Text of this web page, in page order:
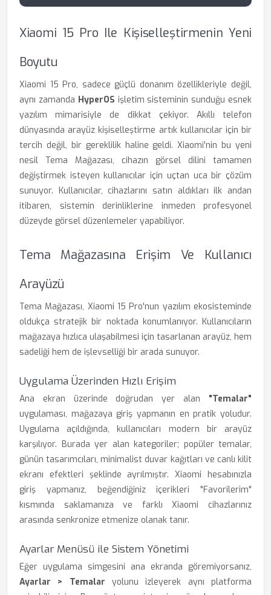
Xiaomi 15 Pro Ile Kişiselleştirmenin Yeni
Boyutu
Xiaomi 15 Pro, sadece güçlü donanım özellikleriyle değil,
aynı zamanda HyperOS işletim sisteminin sunduğu esnek
yazılım mimarisiyle de dikkat çekiyor. Akıllı telefon
dünyasında arayüz kişiselleştirme artık kullanıcılar için bir
tercih değil, bir gereklilik haline geldi. Xiaomi'nin bu yeni
nesil Tema Mağazası, cihazın görsel dilini tamamen
değiştirmek isteyen kullanıcılar için uçtan uca bir çözüm
sunuyor. Kullanıcılar, cihazlarını satın aldıkları ilk andan
itibaren, sistemin derinliklerine inmeden profesyonel
düzeyde görsel düzenlemeler yapabiliyor.
Tema Mağazasına Erişim Ve Kullanıcı
Arayüzü
Tema Mağazası, Xiaomi 15 Pro'nun yazılım ekosisteminde
oldukça stratejik bir noktada konumlanıyor. Kullanıcıların
mağazaya hızlıca ulaşabilmesi için tasarlanan arayüz, hem
sadeliği hem de işlevselliği bir arada sunuyor.
Uygulama Üzerinden Hızlı Erişim
Ana ekran üzerinde doğrudan yer alan "Temalar"
uygulaması, mağazaya giriş yapmanın en pratik yoludur.
Uygulama açıldığında, kullanıcıları modern bir arayüz
karşılıyor. Burada yer alan kategoriler; popüler temalar,
günün tasarımcıları, minimalist duvar kağıtları ve canlı kilit
ekranı efektleri şeklinde ayrılmıştır. Xiaomi hesabınızla
giriş yapmanız, beğendiğiniz içerikleri "Favorilerim"
kısmında saklamanıza ve farklı Xiaomi cihazlarınız
arasında senkronize etmenize olanak tanır.
Ayarlar Menüsü ile Sistem Yönetimi
Eğer uygulama simgesini ana ekranda göremiyorsanız,
Ayarlar > Temalar yolunu izleyerek aynı platforma